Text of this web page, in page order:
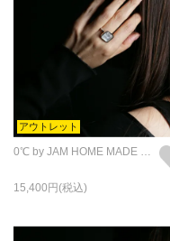
アウトレット
0℃ by JAM HOME MADE フローズンダイヤモンド リング・指輪S - シルバー
15,400